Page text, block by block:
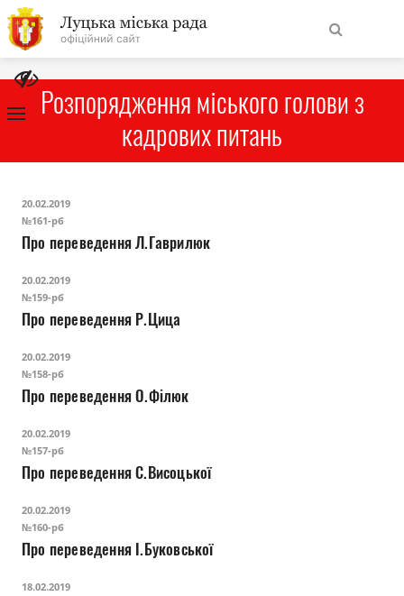
На
головну
Навігація
Бюджет
Документи
Розпорядження міського голови з
кадрових питань
20.02.2019
№161-рб
Про переведення Л.Гаврилюк
20.02.2019
№159-рб
Про переведення Р.Цица
20.02.2019
№158-рб
Про переведення О.Філюк
20.02.2019
№157-рб
Про переведення С.Висоцької
20.02.2019
№160-рб
Про переведення І.Буковської
18.02.2019